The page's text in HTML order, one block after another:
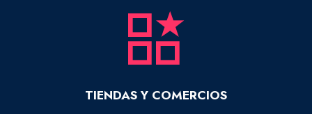
TIENDAS Y COMERCIOS